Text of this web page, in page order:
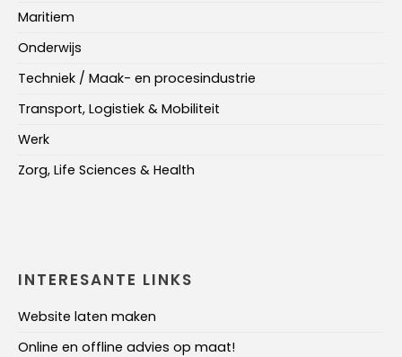
Maritiem
Onderwijs
Techniek / Maak- en procesindustrie
Transport, Logistiek & Mobiliteit
Werk
Zorg, Life Sciences & Health
INTERESANTE LINKS
Website laten maken
Online en offline advies op maat!